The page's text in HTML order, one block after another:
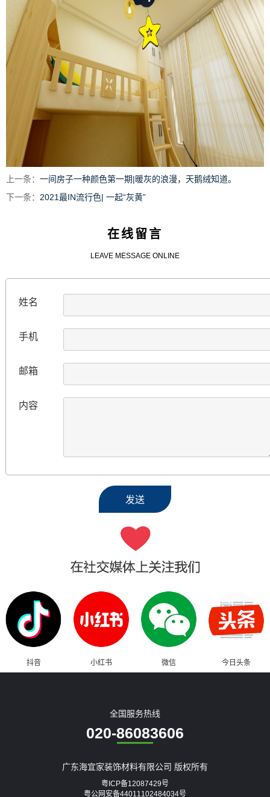
上一条： 一间房子一种颜色第一期|暖灰的浪漫，天鹅绒知道。
下一条： 2021最IN流行色| 一起“灰黄”
在线留言
LEAVE MESSAGE ONLINE
姓名
手机
邮箱
内容
抖音 小红书 微信 今日头条
全国服务热线
020-86083606
广东海宜家装饰材料有限公司 版权所有
粤ICP备12087429号
粤公网安备44011102484034号